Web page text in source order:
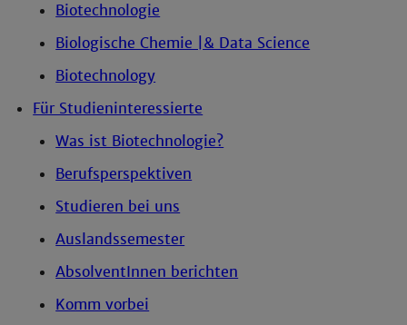
Biotechnologie
Biologische Chemie |& Data Science
Biotechnology
Für Studieninteressierte
Was ist Biotechnologie?
Berufsperspektiven
Studieren bei uns
Auslandssemester
AbsolventInnen berichten
Komm vorbei